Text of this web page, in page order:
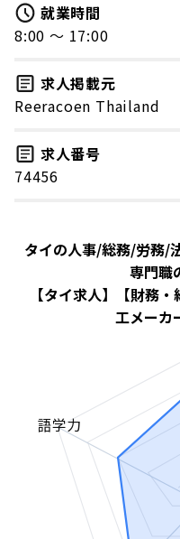
就業時間
8:00 〜 17:00
求人掲載元
Reeracoen Thailand
求人番号
74456
タイの人事/総務/労務/
専門職
【タイ求人】【財務
工メーカ
語学力